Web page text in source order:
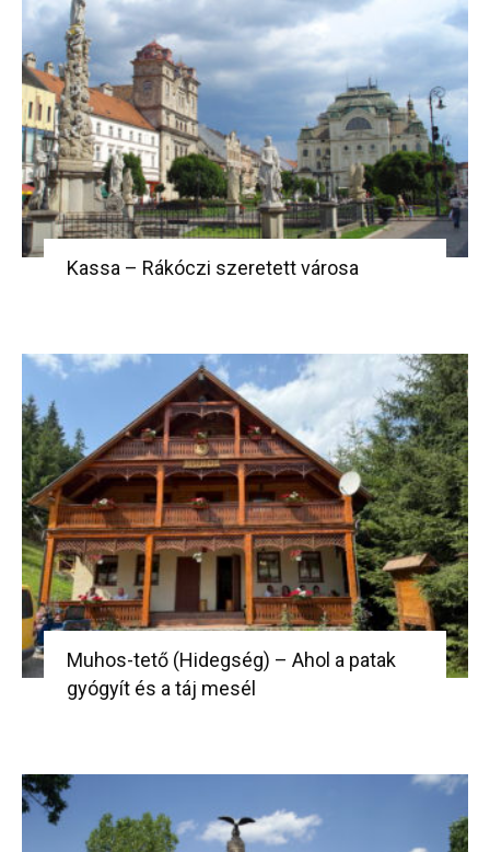
Kassa – Rákóczi szeretett városa
Muhos-tető (Hidegség) – Ahol a patak
gyógyít és a táj mesél